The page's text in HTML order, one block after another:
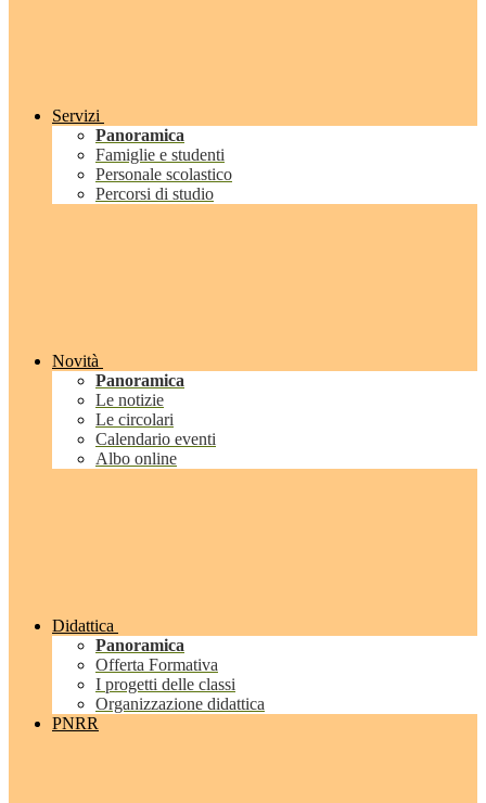
Servizi
Panoramica
Famiglie e studenti
Personale scolastico
Percorsi di studio
Novità
Panoramica
Le notizie
Le circolari
Calendario eventi
Albo online
Didattica
Panoramica
Offerta Formativa
I progetti delle classi
Organizzazione didattica
PNRR